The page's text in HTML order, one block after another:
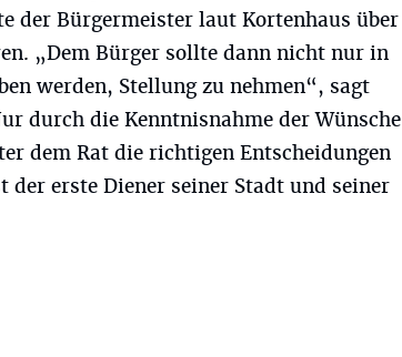
der Bürgermeister laut Kortenhaus über
„Dem Bürger sollte dann nicht nur in
werden, Stellung zu nehmen“, sagt
durch die Kenntnisnahme der Wünsche
dem Rat die richtigen Entscheidungen
erste Diener seiner Stadt und seiner